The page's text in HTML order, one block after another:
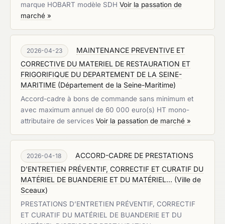
marque HOBART modèle SDH Voir la passation de
marché »
2026-04-23
MAINTENANCE PREVENTIVE ET
CORRECTIVE DU MATERIEL DE RESTAURATION ET
FRIGORIFIQUE DU DEPARTEMENT DE LA SEINE-
MARITIME (Département de la Seine-Maritime)
Accord-cadre à bons de commande sans minimum et
avec maximum annuel de 60 000 euro(s) HT mono-
attributaire de services Voir la passation de marché »
2026-04-18
ACCORD-CADRE DE PRESTATIONS
D'ENTRETIEN PRÉVENTIF, CORRECTIF ET CURATIF DU
MATÉRIEL DE BUANDERIE ET DU MATÉRIEL... (Ville de
Sceaux)
PRESTATIONS D’ENTRETIEN PRÉVENTIF, CORRECTIF
ET CURATIF DU MATÉRIEL DE BUANDERIE ET DU